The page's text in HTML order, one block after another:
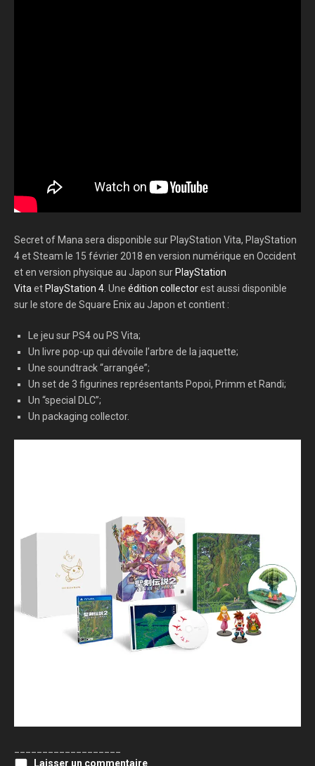
Secret of Mana sera disponible sur PlayStation Vita, PlayStation
4 et Steam le 15 février 2018 en version numérique en Occident
et en version physique au Japon sur PlayStation
Vitaet PlayStation 4. Une édition collectorest aussi disponible
sur le store de Square Enix au Japon et contient :
Le jeu sur PS4 ou PS Vita;
Un livre pop-up qui dévoile l’arbre de la jaquette;
Une soundtrack “arrangée”;
Un set de 3 figurines représentants Popoi, Primm et Randi;
Un “special DLC”;
Un packaging collector.
Laisser un commentaire